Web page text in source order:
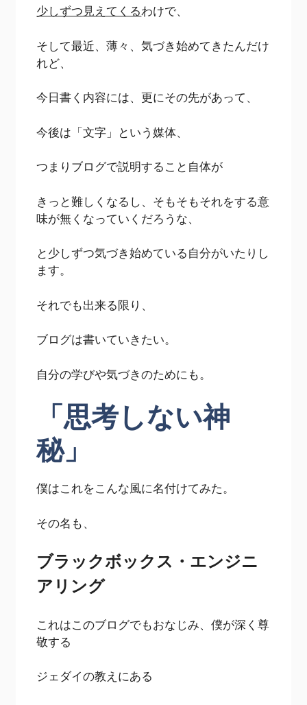
少しずつ見えてくるわけで、
そして最近、薄々、気づき始めてきたんだけ
れど、
今日書く内容には、更にその先があって、
今後は「文字」という媒体、
つまりブログで説明すること自体が
きっと難しくなるし、そもそもそれをする意
味が無くなっていくだろうな、
と少しずつ気づき始めている自分がいたりし
ます。
それでも出来る限り、
ブログは書いていきたい。
自分の学びや気づきのためにも。
「思考しない神
秘」
僕はこれをこんな風に名付けてみた。
その名も、
ブラックボックス・エンジニ
アリング
これはこのブログでもおなじみ、僕が深く尊
敬する
ジェダイの教えにある